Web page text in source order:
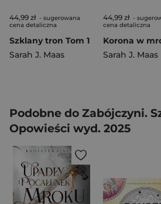
44,99 zł - sugerowana
cena detaliczna
Szklany tron Tom 1
Sarah J. Maas
44,99 zł -
cena detaliczna
Sarah J. Maas
Podobne do Zabójczyni.
Opowieści wyd. 2025